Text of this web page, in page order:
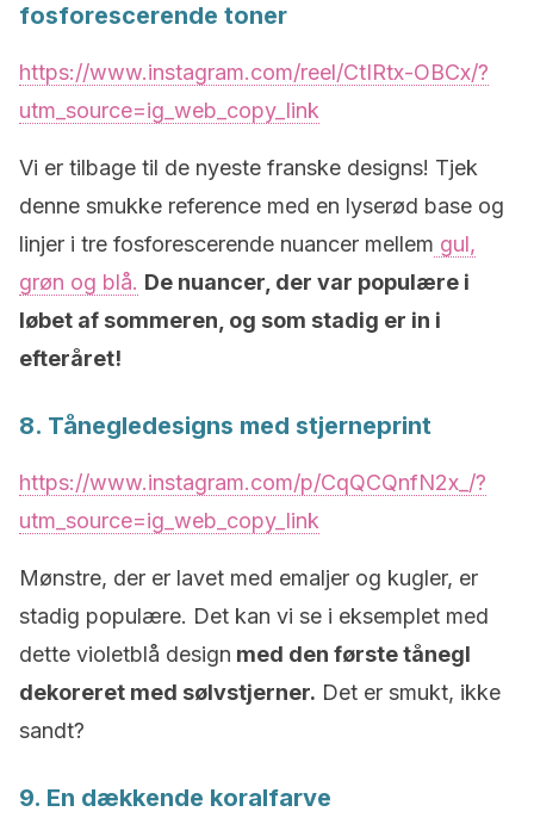
fosforescerende toner
https://www.instagram.com/reel/CtIRtx-OBCx/?
utm_source=ig_web_copy_link
Vi er tilbage til de nyeste franske designs! Tjek
denne smukke reference med en lyserød base og
linjer i tre fosforescerende nuancer mellem gul,
grøn og blå. De nuancer, der var populære i
løbet af sommeren, og som stadig er in i
efteråret!
8. Tånegledesigns med stjerneprint
https://www.instagram.com/p/CqQCQnfN2x_/?
utm_source=ig_web_copy_link
Mønstre, der er lavet med emaljer og kugler, er
stadig populære. Det kan vi se i eksemplet med
dette violetblå design med den første tånegl
dekoreret med sølvstjerner. Det er smukt, ikke
sandt?
9. En dækkende koralfarve